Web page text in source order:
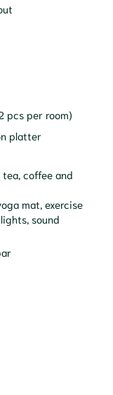
pcs per room)
platter
coffee and
mat, exercise
sound